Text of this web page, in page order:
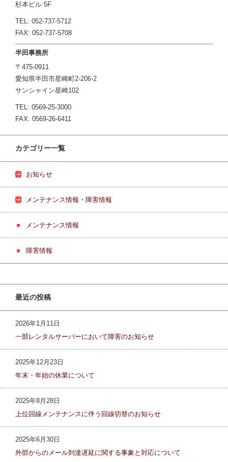
杉本ビル 5F
TEL: 052-737-5712
FAX: 052-737-5708
半田事務所
〒475-0911
愛知県半田市星崎町2-206-2
サンシャイン星崎102
TEL: 0569-25-3000
FAX: 0569-26-6411
カテゴリー一覧
お知らせ
メンテナンス情報・障害情報
メンテナンス情報
障害情報
最近の投稿
2026年1月11日
一部レンタルサーバーにおいて障害のお知らせ
2025年12月23日
年末・年始の休業について
2025年8月28日
上位回線メンテナンスに伴う回線切替のお知らせ
2025年6月30日
外部からのメール到達遅延に関する事象と対応について